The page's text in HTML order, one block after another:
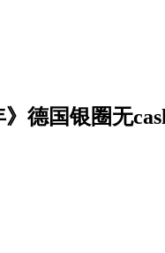
》德国银圈无